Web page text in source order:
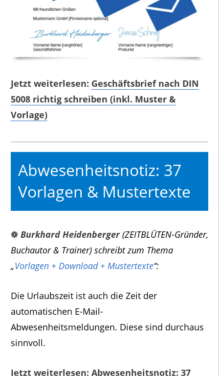
Jetzt weiterlesen: Geschäftsbrief nach DIN
5008 richtig schreiben (inkl. Muster &
Vorlage)
Abwesenheitsnotiz: 37
Vorlagen & Mustertexte
❁ Burkhard Heidenberger(ZEITBLÜTEN-Gründer,
Buchautor & Trainer) schreibt zum Thema
„Vorlagen + Download + Mustertexte“:
Die Urlaubszeit ist auch die Zeit der
automatischen E-Mail-
Abwesenheitsmeldungen. Diese sind durchaus
sinnvoll.
Jetzt weiterlesen: Abwesenheitsnotiz: 37